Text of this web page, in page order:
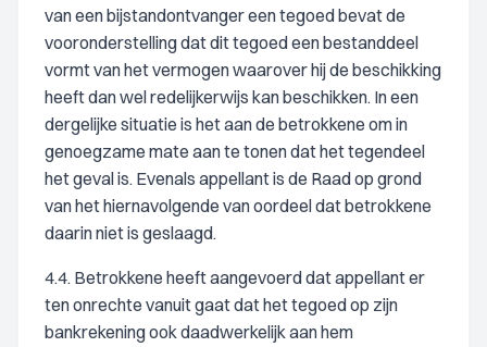
van een bijstandontvanger een tegoed bevat de
vooronderstelling dat dit tegoed een bestanddeel
vormt van het vermogen waarover hij de beschikking
heeft dan wel redelijkerwijs kan beschikken. In een
dergelijke situatie is het aan de betrokkene om in
genoegzame mate aan te tonen dat het tegendeel
het geval is. Evenals appellant is de Raad op grond
van het hiernavolgende van oordeel dat betrokkene
daarin niet is geslaagd.
4.4. Betrokkene heeft aangevoerd dat appellant er
ten onrechte vanuit gaat dat het tegoed op zijn
bankrekening ook daadwerkelijk aan hem